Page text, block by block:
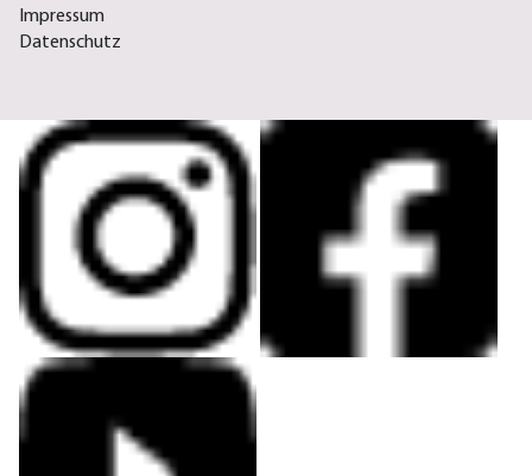
Impressum
Datenschutz